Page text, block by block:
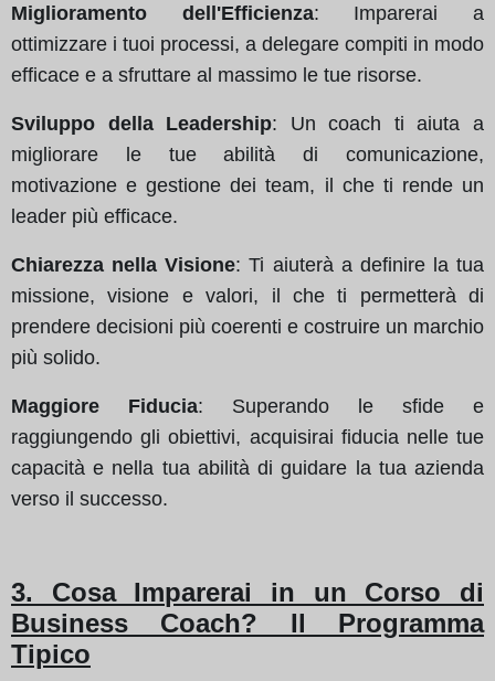
Miglioramento dell'Efficienza: Imparerai a
ottimizzare i tuoi processi, a delegare compiti in modo
efficace e a sfruttare al massimo le tue risorse.
Sviluppo della Leadership: Un coach ti aiuta a
migliorare le tue abilità di comunicazione,
motivazione e gestione dei team, il che ti rende un
leader più efficace.
Chiarezza nella Visione: Ti aiuterà a definire la tua
missione, visione e valori, il che ti permetterà di
prendere decisioni più coerenti e costruire un marchio
più solido.
Maggiore Fiducia: Superando le sfide e
raggiungendo gli obiettivi, acquisirai fiducia nelle tue
capacità e nella tua abilità di guidare la tua azienda
verso il successo.
3. Cosa Imparerai in un Corso di
Business Coach? Il Programma
Tipico